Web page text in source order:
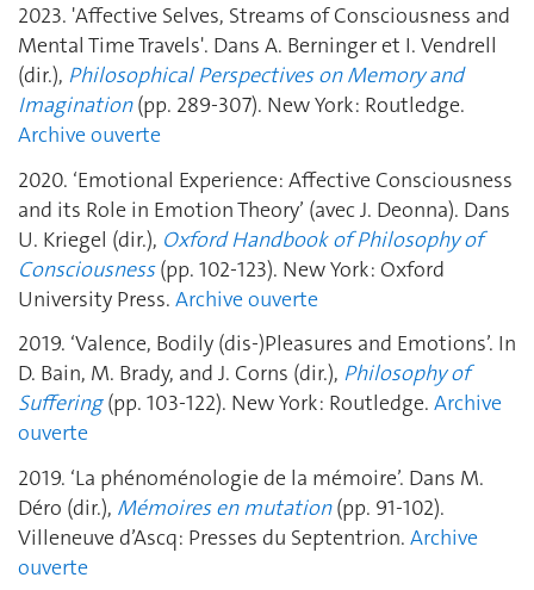
2023. 'Affective Selves, Streams of Consciousness and
Mental Time Travels'. Dans A. Berninger et I. Vendrell
(dir.), Philosophical Perspectives on Memory and
Imagination(pp. 289-307). New York: Routledge.
Archive ouverte
2020. ‘Emotional Experience: Affective Consciousness
and its Role in Emotion Theory’ (avec J. Deonna). Dans
U. Kriegel (dir.), Oxford Handbook of Philosophy of
Consciousness(pp. 102-123). New York: Oxford
University Press. Archive ouverte
2019. ‘Valence, Bodily (dis-)Pleasures and Emotions’. In
D. Bain, M. Brady, and J. Corns (dir.), Philosophy of
Suffering(pp. 103-122). New York: Routledge. Archive
ouverte
2019. ‘La phénoménologie de la mémoire’. Dans M.
Déro (dir.), Mémoires en mutation(pp. 91-102).
Villeneuve d’Ascq: Presses du Septentrion. Archive
ouverte